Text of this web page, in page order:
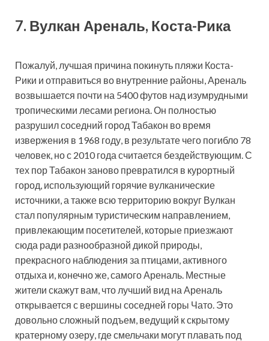
7. Вулкан Ареналь, Коста-Рика
Пожалуй, лучшая причина покинуть пляжи Коста-
Рики и отправиться во внутренние районы, Ареналь
возвышается почти на 5400 футов над изумрудными
тропическими лесами региона. Он полностью
разрушил соседний город Табакон во время
извержения в 1968 году, в результате чего погибло 78
человек, но с 2010 года считается бездействующим. С
тех пор Табакон заново превратился в курортный
город, использующий горячие вулканические
источники, а также всю территорию вокруг Вулкан
стал популярным туристическим направлением,
привлекающим посетителей, которые приезжают
сюда ради разнообразной дикой природы,
прекрасного наблюдения за птицами, активного
отдыха и, конечно же, самого Ареналь. Местные
жители скажут вам, что лучший вид на Ареналь
открывается с вершины соседней горы Чато. Это
довольно сложный подъем, ведущий к скрытому
кратерному озеру, где смельчаки могут плавать под